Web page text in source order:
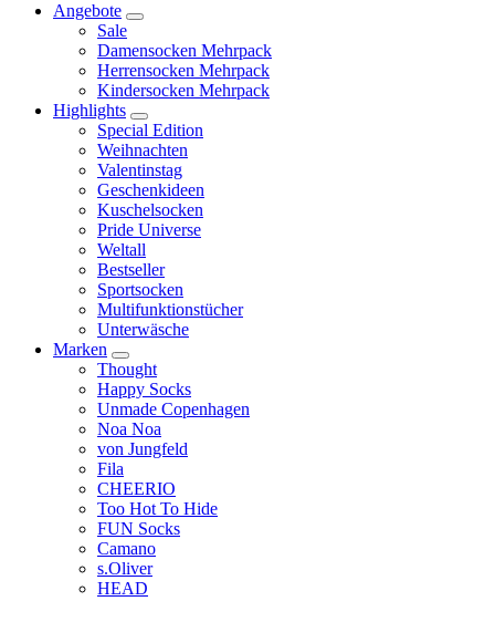
Angebote
Sale
Damensocken Mehrpack
Herrensocken Mehrpack
Kindersocken Mehrpack
Highlights
Special Edition
Weihnachten
Valentinstag
Geschenkideen
Kuschelsocken
Pride Universe
Weltall
Bestseller
Sportsocken
Multifunktionstücher
Unterwäsche
Marken
Thought
Happy Socks
Unmade Copenhagen
Noa Noa
von Jungfeld
Fila
CHEERIO
Too Hot To Hide
FUN Socks
Camano
s.Oliver
HEAD